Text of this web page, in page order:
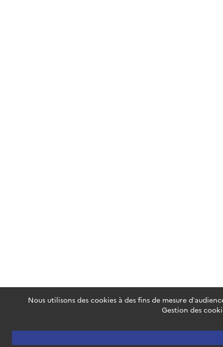
Nous utilisons des cookies à des fins de mesure
Gestion des